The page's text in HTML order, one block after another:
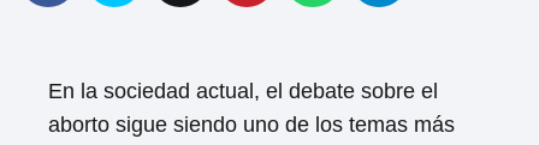
En la sociedad actual, el debate sobre el
aborto sigue siendo uno de los temas más